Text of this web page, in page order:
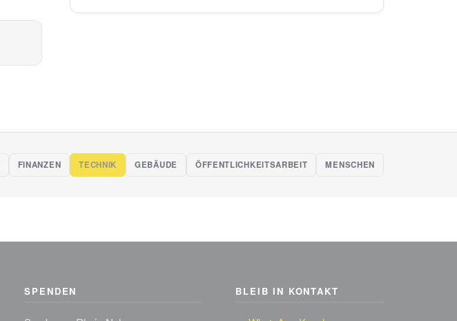
FINANZEN TECHNIK GEBÄUDE ÖFFENTLICHKEITSARBEIT MENSCHEN
SPENDEN BLEIB IN KONTAKT